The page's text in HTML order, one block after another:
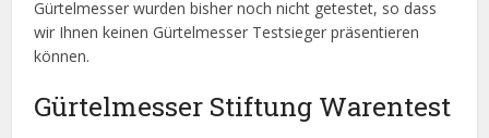
Gürtelmesser wurden bisher noch nicht getestet, so dass
wir Ihnen keinen Gürtelmesser Testsieger präsentieren
können.
Gürtelmesser Stiftung Warentest